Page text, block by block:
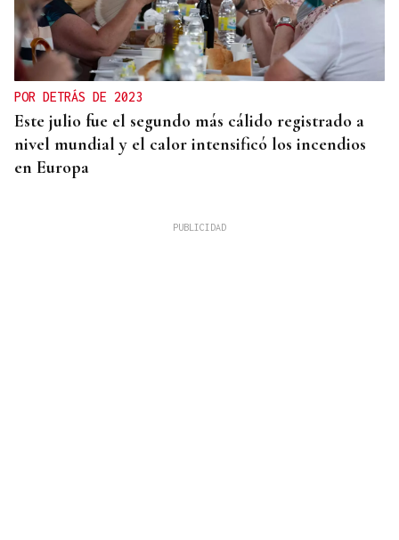
POR DETRÁS DE 2023
Este julio fue el segundo más cálido registrado a
nivel mundial y el calor intensificó los incendios
en Europa